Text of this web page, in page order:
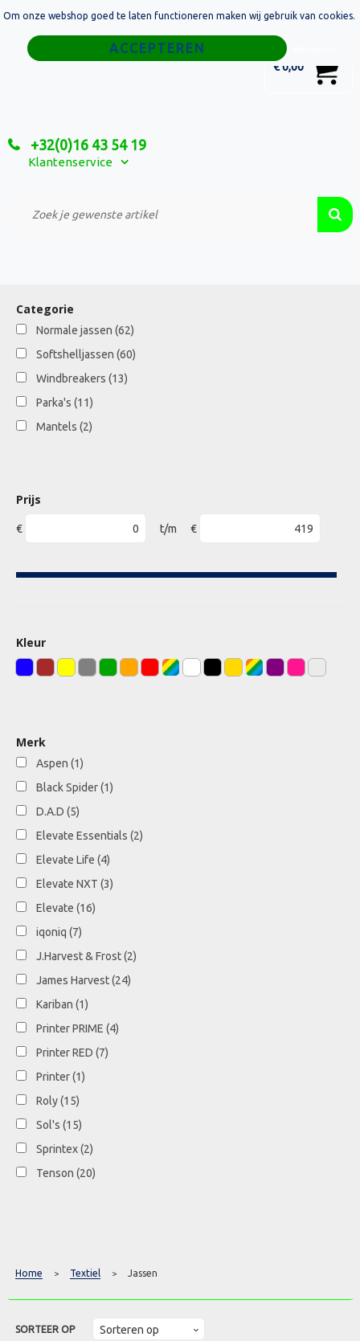
€ 0,00
+32(0)16 43 54 19
Klantenservice
Home
Relatiegeschenken
Custom Made Projecten
Categorie
Normale jassen (62)
Softshelljassen (60)
Windbreakers (13)
Parka's (11)
Mantels (2)
Prijs
€ t/m €
Kleur
Merk
Aspen (1)
Black Spider (1)
D.A.D (5)
Elevate Essentials (2)
Elevate Life (4)
Elevate NXT (3)
Elevate (16)
iqoniq (7)
J.Harvest & Frost (2)
James Harvest (24)
Kariban (1)
Printer PRIME (4)
Printer RED (7)
Printer (1)
Roly (15)
Sol's (15)
Sprintex (2)
Tenson (20)
Home > Textiel > Jassen
SORTEER OP
Om onze webshop goed te laten functioneren maken wij gebruik van cookies.